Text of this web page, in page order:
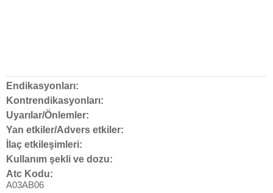
Endikasyonları:
Kontrendikasyonları:
Uyarılar/Önlemler:
Yan etkiler/Advers etkiler:
İlaç etkileşimleri:
Kullanım şekli ve dozu:
Atc Kodu:
A03AB06